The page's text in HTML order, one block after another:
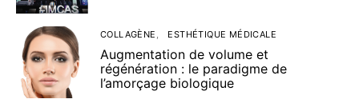
COLLAGÈNE ESTHÉTIQUE MÉDICALE
Augmentation de volume et
régénération : le paradigme de
l’amorçage biologique